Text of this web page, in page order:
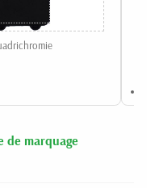
de marquage